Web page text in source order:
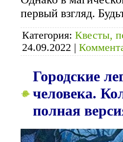
первый взгляд.
Категория: Квесты,
24.09.2022 |
Городские
человека.
полная